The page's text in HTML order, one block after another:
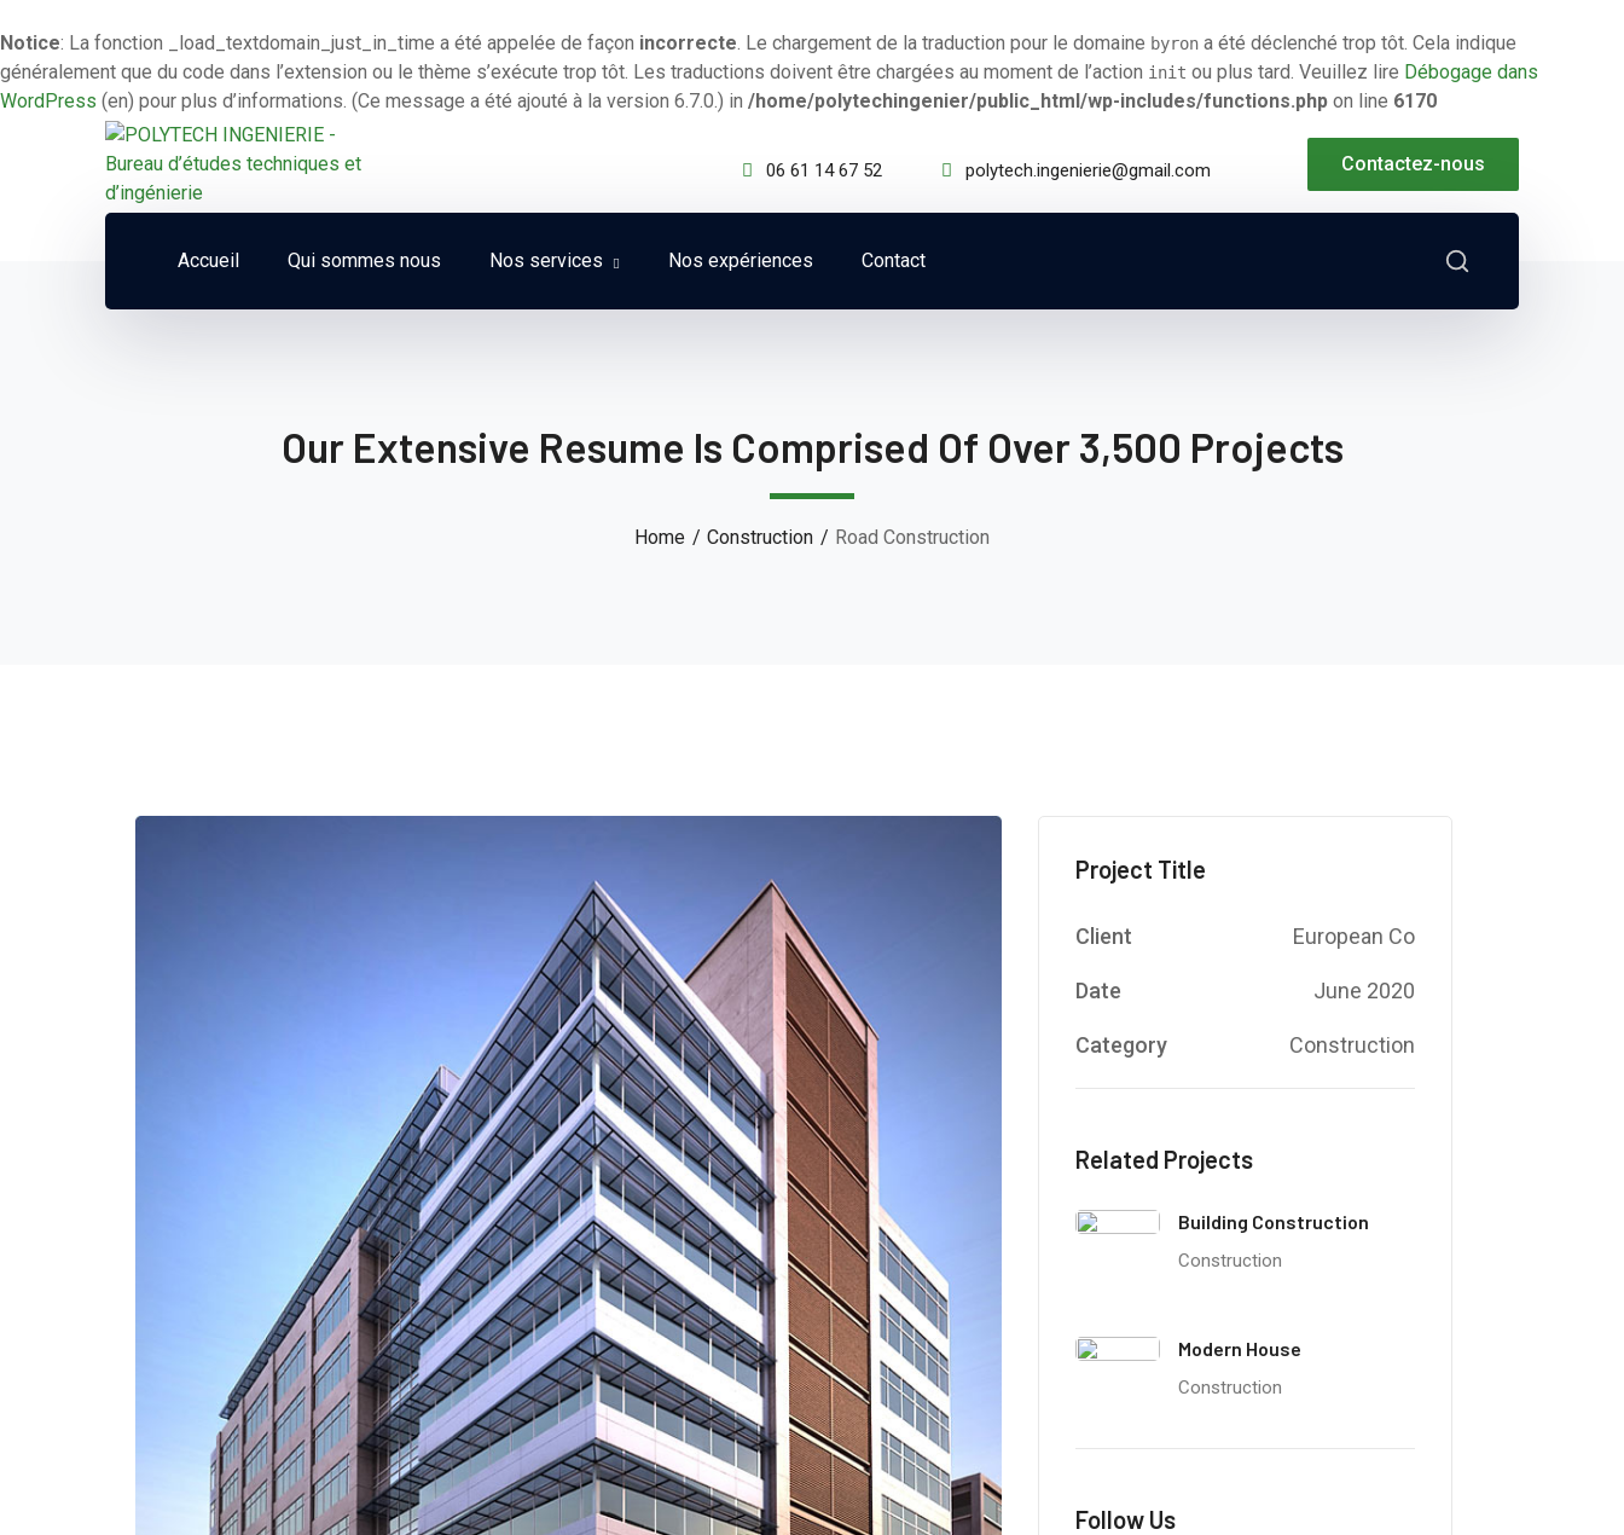
Notice: La fonction _load_textdomain_just_in_time a été appelée de façon incorrecte. Le chargement de la traduction pour le domaine byron a été déclenché trop tôt. Cela indique
généralement que du code dans l’extension ou le thème s’exécute trop tôt. Les traductions doivent être chargées au moment de l’action init ou plus tard. Veuillez lire Débogage dans
WordPress (en) pour plus d’informations. (Ce message a été ajouté à la version 6.7.0.) in /home/polytechingenier/public_html/wp-includes/functions.php on line 6170
06 61 14 67 52 polytech.ingenierie@gmail.com Contactez-nous
Accueil Qui sommes nous Nos services Nos expériences Contact
Our Extensive Resume Is Comprised Of Over 3,500 Projects
Home Construction Road Construction
Project Title
Client European Co
Date June 2020
Category Construction
Related Projects
Building Construction
Construction
Modern House
Construction
Follow Us